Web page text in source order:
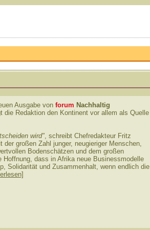
Ausgabe von forum Nachhaltig
Redaktion den Kontinent vor allem als Quelle
wird", schreibt Chefredakteur Fritz
großen Zahl junger, neugieriger Menschen,
Bodenschätzen und dem großen
dass in Afrika neue Businessmodelle
Solidarität und Zusammenhalt, wenn endlich die